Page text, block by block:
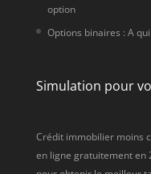
option
Options binaires : A
Simulation pour
Crédit immobilier moins
en ligne gratuitement en